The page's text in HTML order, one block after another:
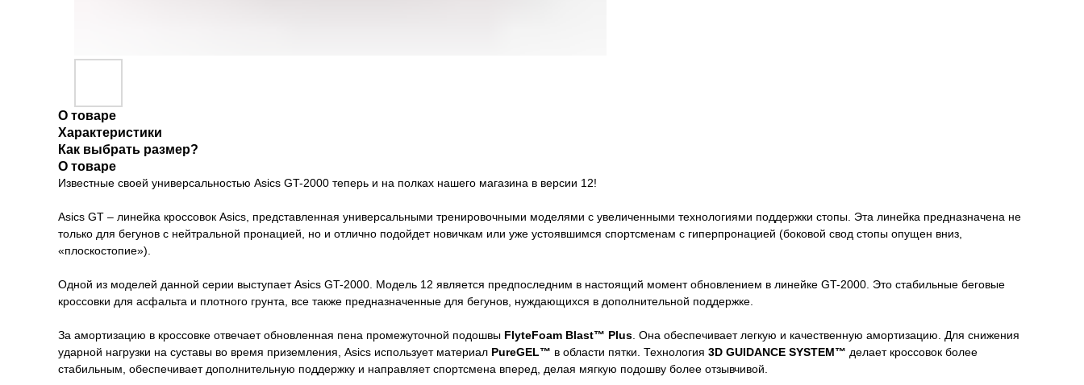
О товаре
Характеристики
Как выбрать размер?
О товаре
Известные своей универсальностью Asics GT-2000 теперь и на полках нашего магазина в версии 12!
Asics GT – линейка кроссовок Asics, представленная универсальными тренировочными моделями с увеличенными технологиями поддержки стопы. Эта линейка предназначена не
только для бегунов с нейтральной пронацией, но и отлично подойдет новичкам или уже устоявшимся спортсменам с гиперпронацией (боковой свод стопы опущен вниз,
«плоскостопие»).
Одной из моделей данной серии выступает Asics GT-2000. Модель 12 является предпоследним в настоящий момент обновлением в линейке GT-2000. Это стабильные беговые
кроссовки для асфальта и плотного грунта, все также предназначенные для бегунов, нуждающихся в дополнительной поддержке.
За амортизацию в кроссовке отвечает обновленная пена промежуточной подошвы FlyteFoam Blast™ Plus . Она обеспечивает легкую и качественную амортизацию. Для снижения
ударной нагрузки на суставы во время приземления, Asics использует материал PureGEL™ в области пятки. Технология 3D GUIDANCE SYSTEM™ делает кроссовок более
стабильным, обеспечивает дополнительную поддержку и направляет спортсмена вперед, делая мягкую подошву более отзывчивой.